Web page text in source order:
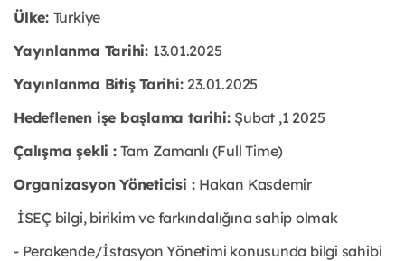
Ülke: Turkiye
Yayınlanma Tarihi: 13.01.2025
Yayınlanma Bitiş Tarihi: 23.01.2025
Hedeflenen işe başlama tarihi: Şubat ,1 2025
Çalışma şekli :Tam Zamanlı (Full Time)
Organizasyon Yöneticisi : Hakan Kasdemir
İSEÇ bilgi, birikim ve farkındalığına sahip olmak
- Perakende/İstasyon Yönetimi konusunda bilgi sahibi